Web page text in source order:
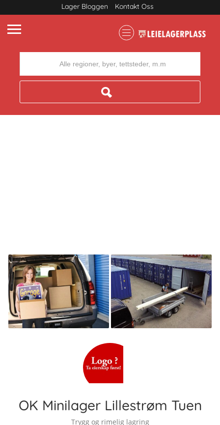
Lager Bloggen Kontakt Oss
OK Minilager Lillestrøm Tuen
Trygg og rimelig lagring